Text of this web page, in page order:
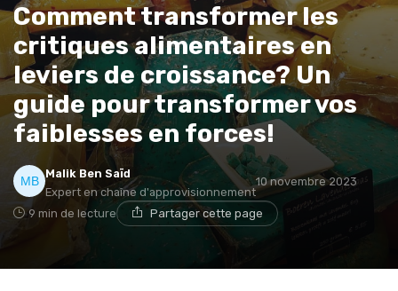
Comment transformer les
critiques alimentaires en
leviers de croissance? Un
guide pour transformer vos
faiblesses en forces!
Malik Ben Saïd
Expert en chaîne d'approvisionnement
10 novembre 2023
9 min de lecture Partager cette page